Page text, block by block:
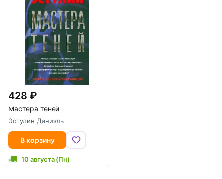
428
Мастера теней
Эстулин Даниэль
В корзину
10 августа (Пн)